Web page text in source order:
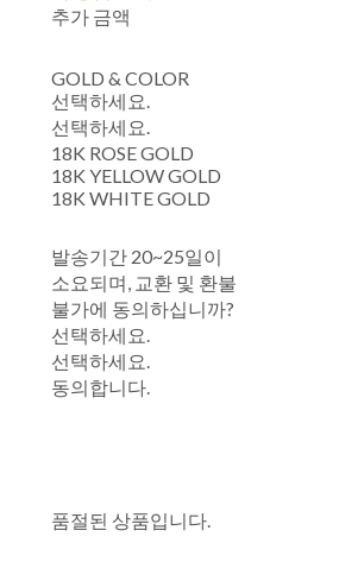
추가 금액
GOLD & COLOR
선택하세요.
선택하세요.
18K ROSE GOLD
18K YELLOW GOLD
18K WHITE GOLD
발송기간 20~25일이
소요되며, 교환 및 환불
불가에 동의하십니까?
선택하세요.
선택하세요.
동의합니다.
품절된 상품입니다.